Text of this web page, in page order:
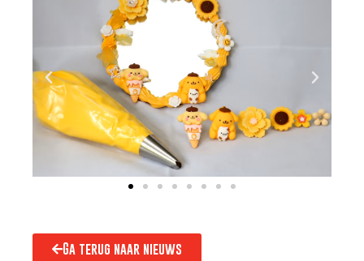
Ga terug naar nieuws